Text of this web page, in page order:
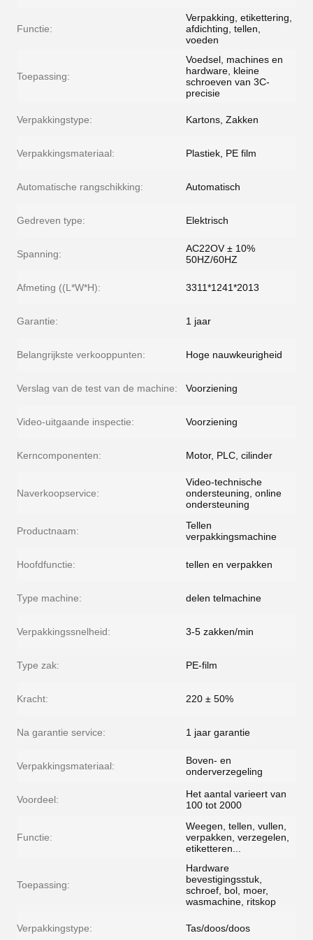
Functie:
Verpakking, etikettering,
afdichting, tellen,
voeden
Toepassing:
Voedsel, machines en
hardware, kleine
schroeven van 3C-
precisie
Verpakkingstype: Kartons, Zakken
Verpakkingsmateriaal: Plastiek, PE film
Automatische rangschikking: Automatisch
Gedreven type: Elektrisch
Spanning:
AC22OV ± 10%
50HZ/60HZ
Afmeting ((L*W*H): 3311*1241*2013
Garantie: 1 jaar
Belangrijkste verkooppunten: Hoge nauwkeurigheid
Verslag van de test van de machine: Voorziening
Video-uitgaande inspectie: Voorziening
Kerncomponenten: Motor, PLC, cilinder
Naverkoopservice:
Video-technische
ondersteuning, online
ondersteuning
Productnaam:
Tellen
verpakkingsmachine
Hoofdfunctie: tellen en verpakken
Type machine: delen telmachine
Verpakkingssnelheid: 3-5 zakken/min
Type zak: PE-film
Kracht: 220 ± 50%
Na garantie service: 1 jaar garantie
Verpakkingsmateriaal:
Boven- en
onderverzegeling
Voordeel:
Het aantal varieert van
100 tot 2000
Functie:
Weegen, tellen, vullen,
verpakken, verzegelen,
etiketteren...
Toepassing:
Hardware
bevestigingsstuk,
schroef, bol, moer,
wasmachine, ritskop
Verpakkingstype: Tas/doos/doos